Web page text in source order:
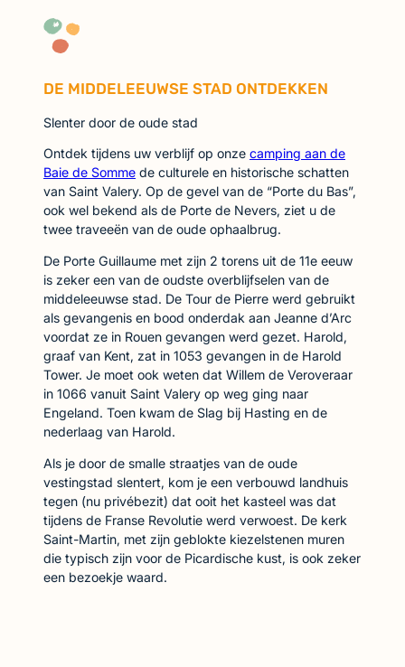
DE MIDDELEEUWSE STAD ONTDEKKEN
Slenter door de oude stad
Ontdek tijdens uw verblijf op onze camping aan de
Baie de Somme de culturele en historische schatten
van Saint Valery. Op de gevel van de “Porte du Bas”,
ook wel bekend als de Porte de Nevers, ziet u de
twee traveeën van de oude ophaalbrug.
De Porte Guillaume met zijn 2 torens uit de 11e eeuw
is zeker een van de oudste overblijfselen van de
middeleeuwse stad. De Tour de Pierre werd gebruikt
als gevangenis en bood onderdak aan Jeanne d’Arc
voordat ze in Rouen gevangen werd gezet. Harold,
graaf van Kent, zat in 1053 gevangen in de Harold
Tower. Je moet ook weten dat Willem de Veroveraar
in 1066 vanuit Saint Valery op weg ging naar
Engeland. Toen kwam de Slag bij Hasting en de
nederlaag van Harold.
Als je door de smalle straatjes van de oude
vestingstad slentert, kom je een verbouwd landhuis
tegen (nu privébezit) dat ooit het kasteel was dat
tijdens de Franse Revolutie werd verwoest. De kerk
Saint-Martin, met zijn geblokte kiezelstenen muren
die typisch zijn voor de Picardische kust, is ook zeker
een bezoekje waard.